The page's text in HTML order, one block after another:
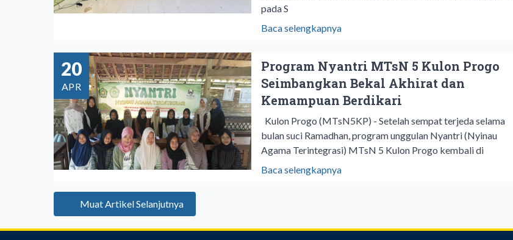
pada S
Baca selengkapnya
20
APR
Program Nyantri MTsN 5 Kulon Progo
Seimbangkan Bekal Akhirat dan
Kemampuan Berdikari
Kulon Progo (MTsN5KP) - Setelah sempat terjeda selama
bulan suci Ramadhan, program unggulan Nyantri (Nyinau
Agama Terintegrasi) MTsN 5 Kulon Progo kembali di
Baca selengkapnya
Muat Artikel Selanjutnya